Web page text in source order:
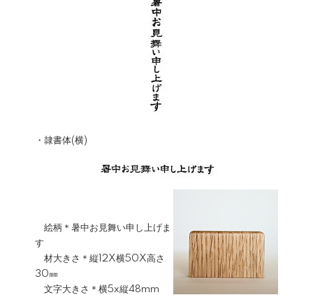
・隷書体(横)
絵柄＊暑中お見舞い申し上げま
す
材大きさ＊縦12X横50X高さ
30㎜
文字大きさ＊横5x縦48mm